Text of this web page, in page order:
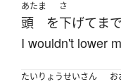
あたま
頭 を
さ
下げて まで
I wouldn't lower
たいりょうせいさん
お